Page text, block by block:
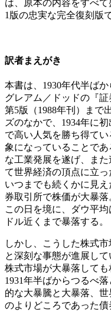
は、原本の内容をすべ
1版の忠実な完全復刻版
訳者まえがき
本書は、1930年代半ば
グレアム／ドッドの『証
第5版（1988年刊）まで
ズのなかで、1934年に
で高い人気を勝ち得て
象になっていることで
な工業発展を遂げ、ま
て世界経済の頂点に立
いつまでも続くかに見
券取引所で株価が大暴
この日を境に、ダウ平
ドル近くまで暴落する。
しかし、こうした株式
と深刻な事態が進展し
株式市場が大暴落して
1931年半ばからつるべ
的な大暴騰と大暴落、
のよりどころであった